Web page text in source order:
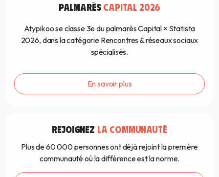
PALMARÈS CAPITAL 2026
Atypikoo se classe 3e du palmarès Capital × Statista
2026, dans la catégorie Rencontres & réseaux sociaux
spécialisés.
En savoir plus
REJOIGNEZ LA COMMUNAUTÉ
Plus de 60 000 personnes ont déjà rejoint la première
communauté où la différence est la norme.